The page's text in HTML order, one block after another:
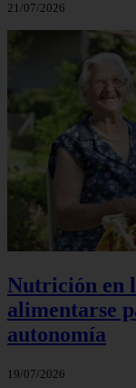
21/07/2026
Nutrición en
alimentarse
autonomía
19/07/2026